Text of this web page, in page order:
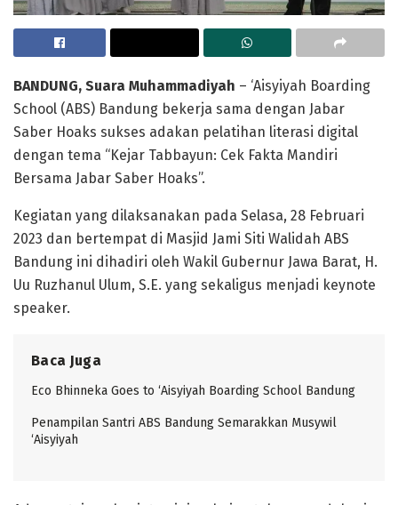
BANDUNG, Suara Muhammadiyah – ‘Aisyiyah Boarding
School (ABS) Bandung bekerja sama dengan Jabar
Saber Hoaks sukses adakan pelatihan literasi digital
dengan tema “Kejar Tabbayun: Cek Fakta Mandiri
Bersama Jabar Saber Hoaks”.
Kegiatan yang dilaksanakan pada Selasa, 28 Februari
2023 dan bertempat di Masjid Jami Siti Walidah ABS
Bandung ini dihadiri oleh Wakil Gubernur Jawa Barat, H.
Uu Ruzhanul Ulum, S.E. yang sekaligus menjadi keynote
speaker.
Baca Juga
Eco Bhinneka Goes to ‘Aisyiyah Boarding School Bandung
Penampilan Santri ABS Bandung Semarakkan Musywil
‘Aisyiyah